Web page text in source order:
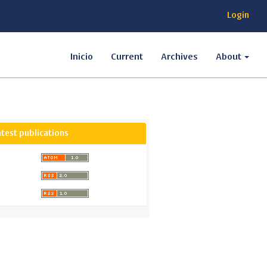
Login
Inicio Current Archives About
publications